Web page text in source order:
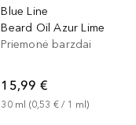
Blue Line
Beard Oil Azur Lime
Priemonė barzdai
15,99 €
30 ml (0,53 € / 1 ml)